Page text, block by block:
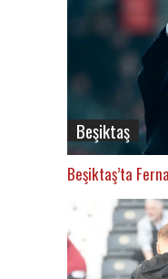
Beşiktaş
Beşiktaş’ta